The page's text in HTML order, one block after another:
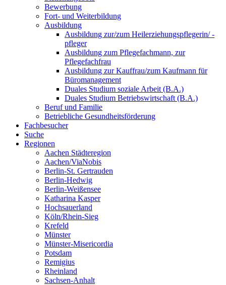
Bewerbung
Fort- und Weiterbildung
Ausbildung
Ausbildung zur/zum Heilerziehungspflegerin/ -
pfleger
Ausbildung zum Pflegefachmann, zur
Pflegefachfrau
Ausbildung zur Kauffrau/zum Kaufmann für
Büromanagement
Duales Studium soziale Arbeit (B.A.)
Duales Studium Betriebswirtschaft (B.A.)
Beruf und Familie
Betriebliche Gesundheitsförderung
Fachbesucher
Suche
Regionen
Aachen Städteregion
Aachen/ViaNobis
Berlin-St. Gertrauden
Berlin-Hedwig
Berlin-Weißensee
Katharina Kasper
Hochsauerland
Köln/Rhein-Sieg
Krefeld
Münster
Münster-Misericordia
Potsdam
Remigius
Rheinland
Sachsen-Anhalt